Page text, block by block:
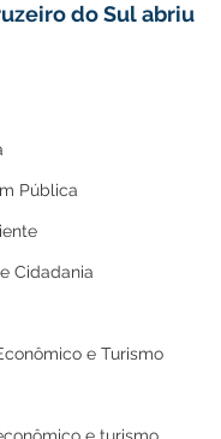
Pública
Cidadania
e Turismo
do Sul abriu